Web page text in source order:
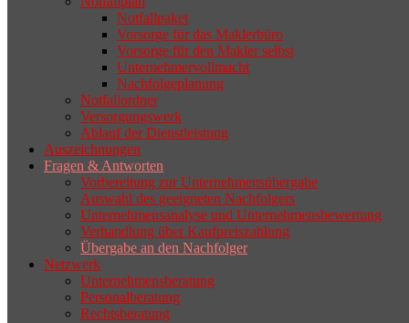
Notfallpaket
Vorsorge für das Maklerbüro
Vorsorge für den Makler selbst
Unternehmervollmacht
Nachfolgeplanung
Notfallordner
Versorgungswerk
Ablauf der Dienstleistung
Auszeichnungen
Fragen & Antworten
Vorbereitung zur Unternehmensübergabe
Auswahl des geeigneten Nachfolgers
Unternehmensanalyse und Unternehmensbewertung
Verhandlung über Kaufpreiszahlung
Übergabe an den Nachfolger
Netzwerk
Unternehmensberatung
Personalberatung
Rechtsberatung